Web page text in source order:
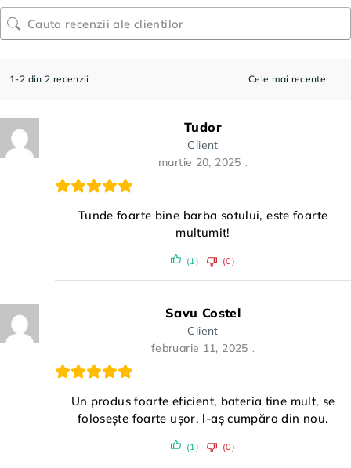
1-2 din 2 recenzii
Tudor
Client
martie 20, 2025
Tunde foarte bine barba sotului, este foarte
multumit!
(1) (0)
Savu Costel
Client
februarie 11, 2025
Un produs foarte eficient, bateria tine mult, se
folosește foarte ușor, l-aș cumpăra din nou.
(1) (0)